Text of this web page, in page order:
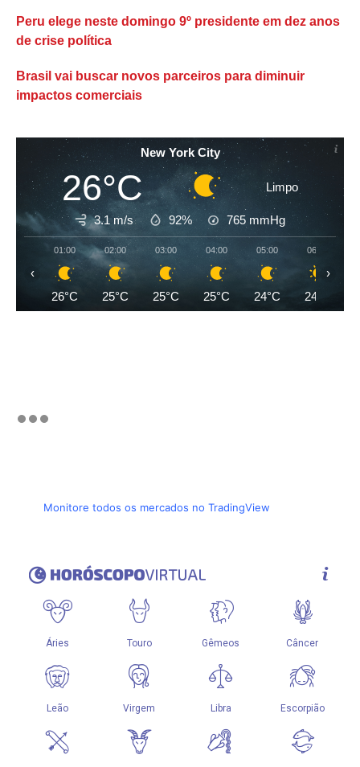
Peru elege neste domingo 9º presidente em dez anos
de crise política
Brasil vai buscar novos parceiros para diminuir
impactos comerciais
New York City
26°C Limpo
3.1 m/s 92% 765 mmHg
01:00
26°C
02:00
25°C
03:00
25°C
04:00
25°C
05:00
24°C
06:00
24°C
‹ ›
Monitore todos os mercados no TradingView